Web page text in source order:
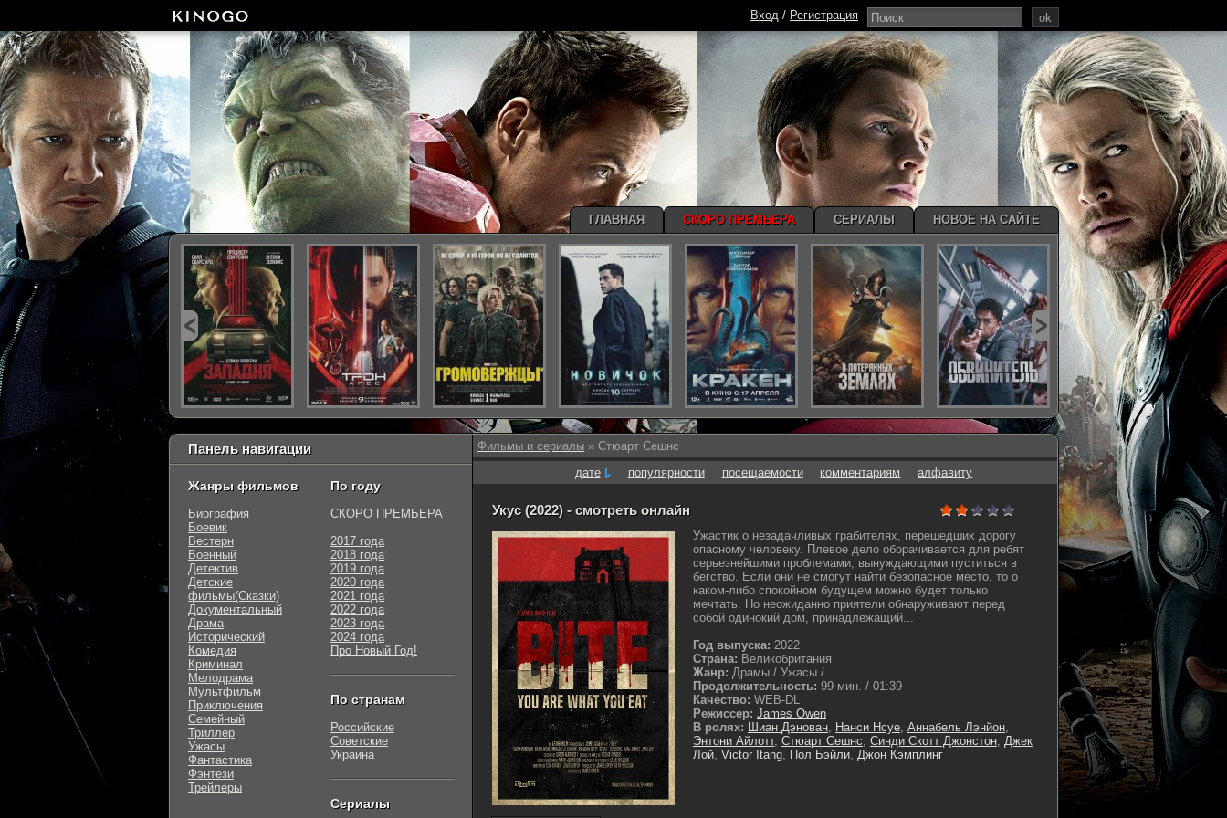
Фильмы и сериалы » Стюарт Сешнс
дате
популярности посещаемости комментариям алфавиту
Укус (2022) - смотреть онлайн
Ужастик о незадачливых грабителях, перешедших дорогу
опасному человеку. Плевое дело оборачивается для ребят
серьезнейшими проблемами, вынуждающими пуститься в
бегство. Если они не смогут найти безопасное место, то о
каком-либо спокойном будущем можно будет только
мечтать. Но неожиданно приятели обнаруживают перед
собой одинокий дом, принадлежащий...
Год выпуска: 2022
Страна: Великобритания
Жанр: Драмы / Ужасы / .
Продолжительность: 99 мин. / 01:39
Качество: WEB-DL
Режиссер: James Owen
В ролях: Шиан Дэнован, Нанси Нсуе, Аннабель Лэнйон,
Энтони Айлотт, Стюарт Сешнс, Синди Скотт Джонстон, Джек
Лой, Victor Itang, Пол Бэйли, Джон Кэмплинг
Панель навигации
Жанры фильмов
Биография
Боевик
Вестерн
Военный
Детектив
Детские
фильмы(Сказки)
Документальный
Драма
Исторический
Комедия
Криминал
Мелодрама
Мультфильм
Приключения
Семейный
Триллер
Ужасы
Фантастика
Фэнтези
Трейлеры
По году
СКОРО ПРЕМЬЕРА
2017 года
2018 года
2019 года
2020 года
2021 года
2022 года
2023 года
2024 года
Про Новый Год!
По странам
Российские
Советские
Украина
Сериалы
ok
Вход / Регистрация
ГЛАВНАЯ СКОРО ПРЕМЬЕРА СЕРИАЛЫ НОВОЕ НА САЙТЕ